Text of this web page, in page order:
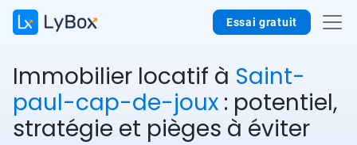
Essai gratuit
Immobilier locatif à Saint-
paul-cap-de-joux : potentiel,
stratégie et pièges à éviter